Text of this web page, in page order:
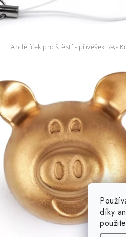
díky
Andělíček pro štěstí - přívěšek 59,-